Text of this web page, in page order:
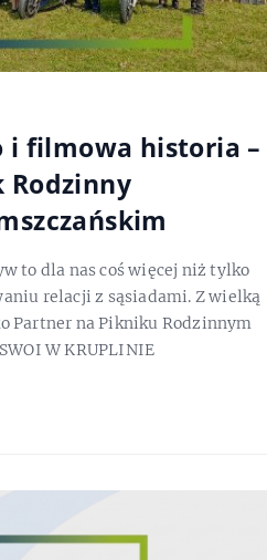
i filmowa historia –
to dla nas coś więcej niż tylko
relacji z sąsiadami. Z wielką
Partner na Pikniku Rodzinnym
W KRUPLINIE